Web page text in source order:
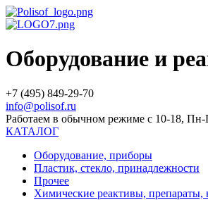
Оборудование и
+7 (495) 849-29-70
info@polisof.ru
Работаем в обычном режиме с 10-18,
КАТАЛОГ
Оборудование, приборы
Пластик, стекло, принадлежности
Прочее
Химические реактивы, препараты,